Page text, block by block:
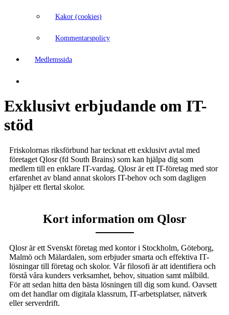
Kakor (cookies)
Kommentarspolicy
Medlemssida
Exklusivt erbjudande om IT-
stöd
Friskolornas riksförbund har tecknat ett exklusivt avtal med
företaget Qlosr (fd South Brains) som kan hjälpa dig som
medlem till en enklare IT-vardag. Qlosr är ett IT-företag med stor
erfarenhet av bland annat skolors IT-behov och som dagligen
hjälper ett flertal skolor.
Kort information om Qlosr
Qlosr är ett Svenskt företag med kontor i Stockholm, Göteborg,
Malmö och Mälardalen, som erbjuder smarta och effektiva IT-
lösningar till företag och skolor. Vår filosofi är att identifiera och
förstå våra kunders verksamhet, behov, situation samt målbild.
För att sedan hitta den bästa lösningen till dig som kund. Oavsett
om det handlar om digitala klassrum, IT-arbetsplatser, nätverk
eller serverdrift.